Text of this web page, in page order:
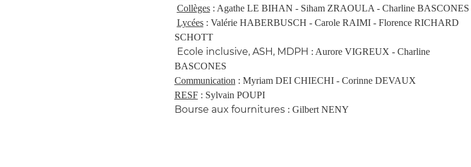
Collèges: Agathe LE BIHAN - Siham ZRAOULA - Charline BASCONES
Lycées: Valérie HABERBUSCH - Carole RAIMI - Florence RICHARD
SCHOTT
Ecole inclusive, ASH, MDPH : Aurore VIGREUX - Charline
BASCONES
Communication: Myriam DEI CHIECHI - Corinne DEVAUX
RESF: Sylvain POUPI
Bourse aux fournitures: Gilbert NENY